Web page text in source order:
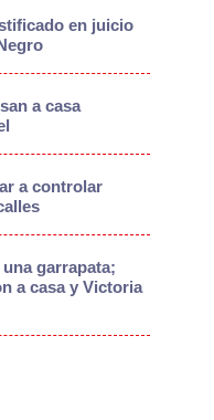
en juicio
a casa
a controlar
garrapata;
a casa y Victoria